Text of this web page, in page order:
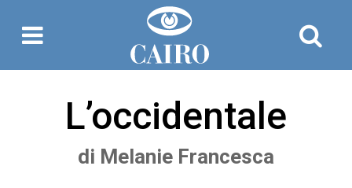
L’occidentale
di Melanie Francesca